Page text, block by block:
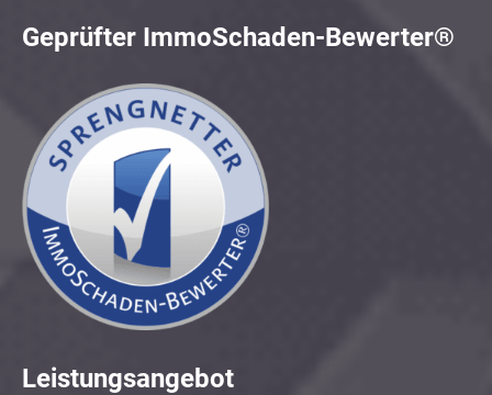
Geprüfter ImmoSchaden-Bewerter®
Leistungsangebot